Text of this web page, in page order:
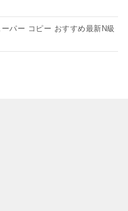
パー コピー おすすめ最新N級